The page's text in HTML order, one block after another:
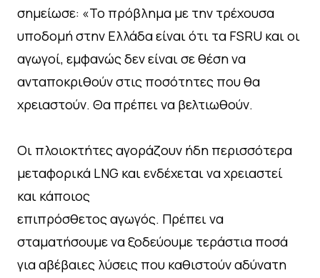
σημείωσε: «Το πρόβλημα με την τρέχουσα
υποδομή στην Ελλάδα είναι ότι τα FSRU και οι
αγωγοί, εμφανώς δεν είναι σε θέση να
ανταποκριθούν στις ποσότητες που θα
χρειαστούν. Θα πρέπει να βελτιωθούν.
Οι πλοιοκτήτες αγοράζουν ήδη περισσότερα
μεταφορικά LNG και ενδέχεται να χρειαστεί
και κάποιος
επιπρόσθετος αγωγός. Πρέπει να
σταματήσουμε να ξοδεύουμε τεράστια ποσά
για αβέβαιες λύσεις που καθιστούν αδύνατη